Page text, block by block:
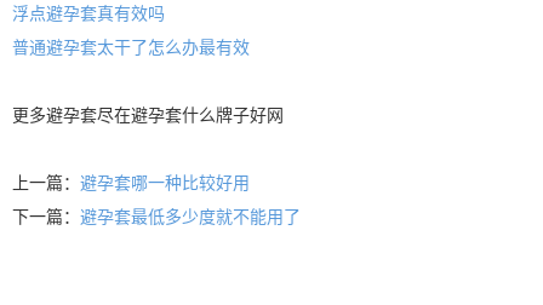
浮点避孕套真有效吗
普通避孕套太干了怎么办最有效
更多避孕套尽在避孕套什么牌子好网
上一篇： 避孕套哪一种比较好用
下一篇： 避孕套最低多少度就不能用了